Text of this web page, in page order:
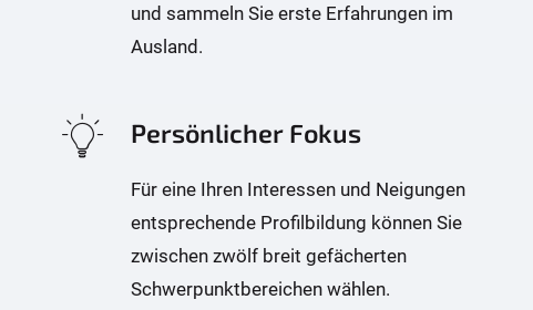
und sammeln Sie erste Erfahrungen im
Ausland.
Persönlicher Fokus
Für eine Ihren Interessen und Neigungen
entsprechende Profilbildung können Sie
zwischen zwölf breit gefächerten
Schwerpunktbereichen wählen.